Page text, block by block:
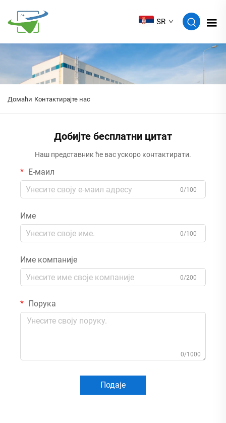
SR
Домаћи Контактирајте нас
Добијте бесплатни цитат
Наш представник ће вас ускоро контактирати.
Е-маил
0/100
Име
0/100
Име компаније
0/200
Порука
0/1000
Подаје